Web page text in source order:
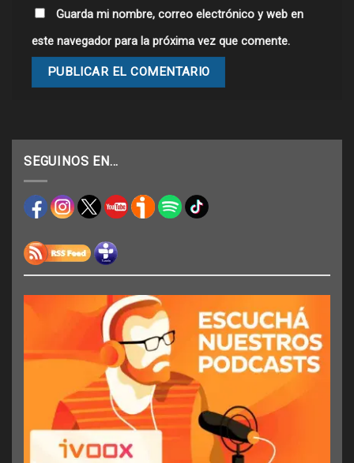
Guarda mi nombre, correo electrónico y web en
este navegador para la próxima vez que comente.
SEGUINOS EN…